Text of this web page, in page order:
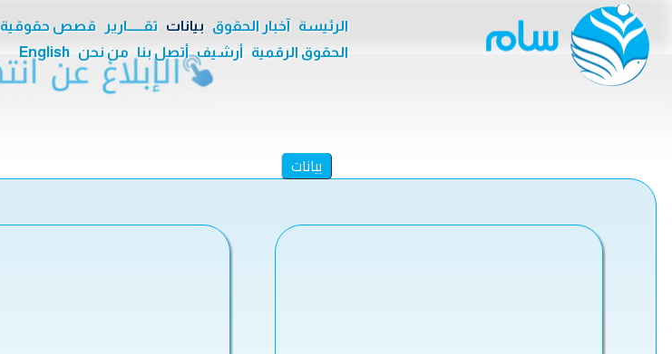
الرئيسة آخبار الحقوق بيانات تقــــــارير قصص حقوقية
الحقوق الرقمية
أرشيف أتصل بنا من نحن English
بيانات